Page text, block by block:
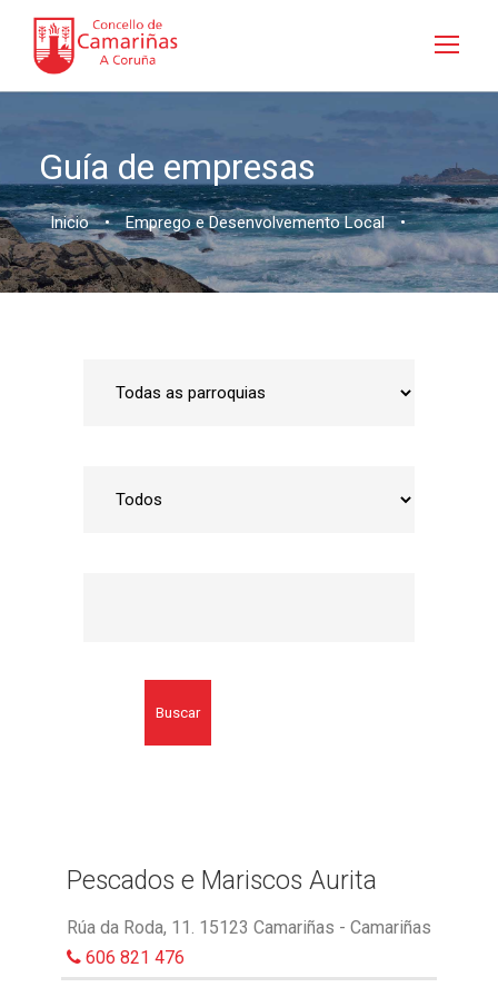
Guía de empresas
Inicio • Emprego e Desenvolvemento Local •
Buscar
Pescados e Mariscos Aurita
Rúa da Roda, 11. 15123 Camariñas - Camariñas
606 821 476